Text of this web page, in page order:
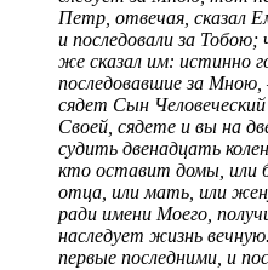
Петр, отвечая, сказал
и последовали за
же сказал им: истинно
последовавшие за
сядет Сын
Своей, сядете и вы на
судить двенадцать
кто оставит домы, или
отца, или мать, или
ради имени Моего,
наследует жизнь
первые последними, и